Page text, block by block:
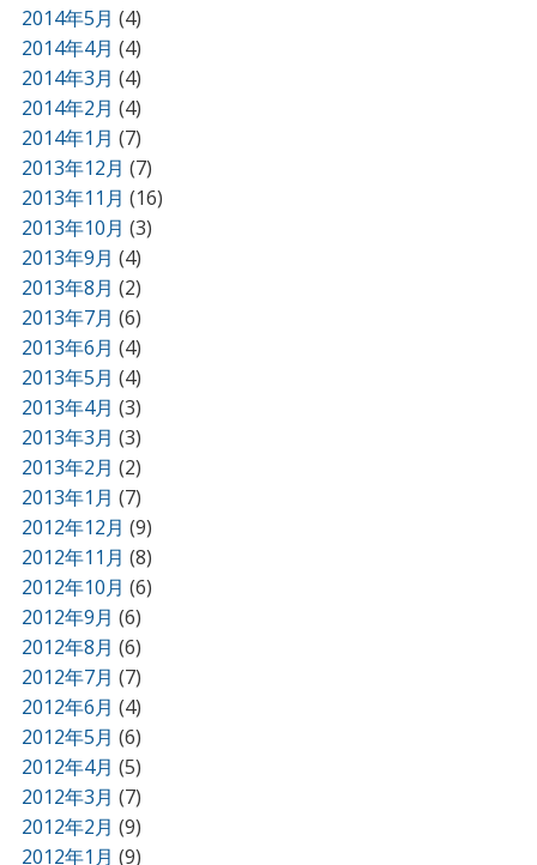
2014年5月 (4)
2014年4月 (4)
2014年3月 (4)
2014年2月 (4)
2014年1月 (7)
2013年12月 (7)
2013年11月 (16)
2013年10月 (3)
2013年9月 (4)
2013年8月 (2)
2013年7月 (6)
2013年6月 (4)
2013年5月 (4)
2013年4月 (3)
2013年3月 (3)
2013年2月 (2)
2013年1月 (7)
2012年12月 (9)
2012年11月 (8)
2012年10月 (6)
2012年9月 (6)
2012年8月 (6)
2012年7月 (7)
2012年6月 (4)
2012年5月 (6)
2012年4月 (5)
2012年3月 (7)
2012年2月 (9)
2012年1月 (9)